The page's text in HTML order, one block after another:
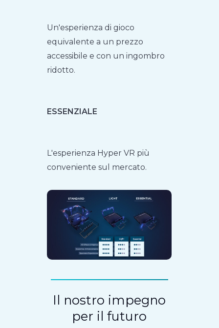
Un'esperienza di gioco
equivalente a un prezzo
accessibile e con un ingombro
ridotto.
ESSENZIALE
L'esperienza Hyper VR più
conveniente sul mercato.
Il nostro impegno
per il futuro